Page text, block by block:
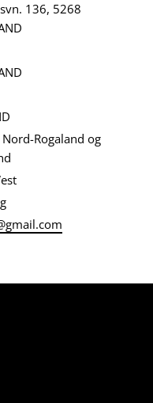
136, 5268
Nord-Rogaland og